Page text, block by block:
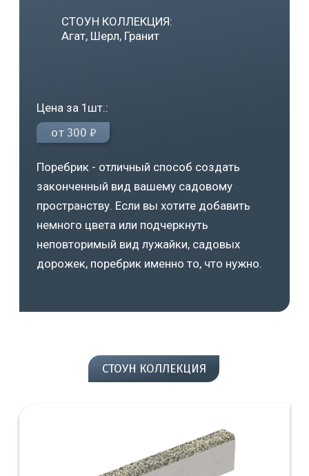
Поребрик - отличный способ создать
законченный вид вашему садовому
пространству. Если вы хотите добавить
немного цвета или подчеркнуть
неповторимый вид лужайки, садовых
дорожек, поребрик именно то, что нужно.
СТОУН КОЛЛЕКЦИЯ:
Агат, Шерл, Гранит
Цена за 1шт.:
от 300 ₽
СТОУН КОЛЛЕКЦИЯ